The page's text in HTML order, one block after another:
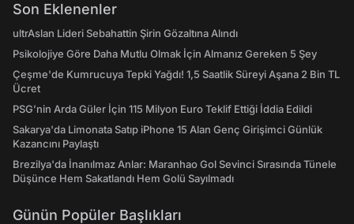
Son Eklenenler
ultrAslan Lideri Sebahattin Şirin Gözaltına Alındı
Psikolojiye Göre Daha Mutlu Olmak İçin Almanız Gereken 5 Şey
Çeşme'de Kumrucuya Tepki Yağdı! 1,5 Saatlik Süreyi Aşana 2 Bin TL
Ücret
PSG’nin Arda Güler İçin 115 Milyon Euro Teklif Ettiği İddia Edildi
Sakarya'da Limonata Satıp iPhone 15 Alan Genç Girişimci Günlük
Kazancını Paylaştı
Brezilya'da İnanılmaz Anlar: Maranhao Gol Sevinci Sırasında Tünele
Düşünce Hem Sakatlandı Hem Golü Sayılmadı
Günün Popüler Başlıkları